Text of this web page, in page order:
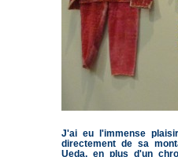
J'ai eu l'immense
directement de sa
Ueda, en plus d'un